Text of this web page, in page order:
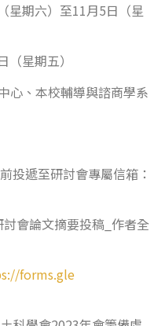
星期六）至11月5日（星
星期五）
心、本校輔導與諮商學系
投遞至研討會專屬信箱：
會論文摘要投稿_作者全
forms.gle